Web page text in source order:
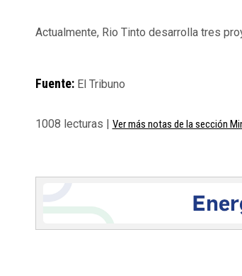
Actualmente, Rio Tinto desarrolla tres
Fuente:El Tribuno
1008 lecturas | Ver más notas de la sección